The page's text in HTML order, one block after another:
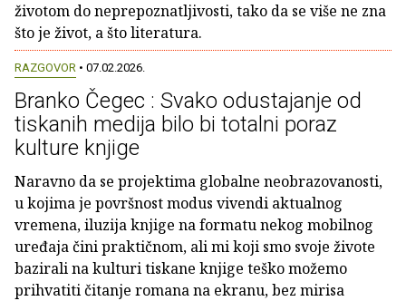
životom do neprepoznatljivosti, tako da se više ne zna
što je život, a što literatura.
RAZGOVOR • 07.02.2026.
Branko Čegec : Svako odustajanje od
tiskanih medija bilo bi totalni poraz
kulture knjige
Naravno da se projektima globalne neobrazovanosti,
u kojima je površnost modus vivendi aktualnog
vremena, iluzija knjige na formatu nekog mobilnog
uređaja čini praktičnom, ali mi koji smo svoje živote
bazirali na kulturi tiskane knjige teško možemo
prihvatiti čitanje romana na ekranu, bez mirisa